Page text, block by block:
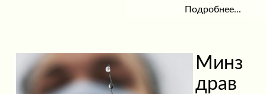
Подробнее...
Минз
драв